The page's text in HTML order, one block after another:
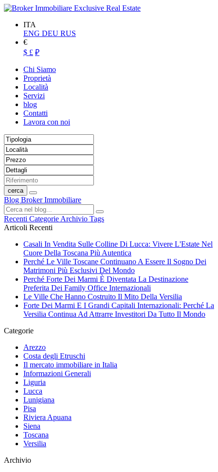
ITA
ENG DEU RUS
€
$ £ ₽
Chi Siamo
Proprietà
Località
Servizi
blog
Contatti
Lavora con noi
cerca
Blog Broker Immobiliare
Recenti Categorie Archivio Tags
Articoli Recenti
Casali In Vendita Sulle Colline Di Lucca: Vivere L'Estate Nel
Cuore Della Toscana Più Autentica
Perché Le Ville Toscane Continuano A Essere Il Sogno Dei
Matrimoni Più Esclusivi Del Mondo
Perché Forte Dei Marmi È Diventata La Destinazione
Preferita Dei Family Office Internazionali
Le Ville Che Hanno Costruito Il Mito Della Versilia
Forte Dei Marmi E I Grandi Capitali Internazionali: Perché La
Versilia Continua Ad Attrarre Investitori Da Tutto Il Mondo
Categorie
Arezzo
Costa degli Etruschi
Il mercato immobiliare in Italia
Informazioni Generali
Liguria
Lucca
Lunigiana
Pisa
Riviera Apuana
Siena
Toscana
Versilia
Archivio